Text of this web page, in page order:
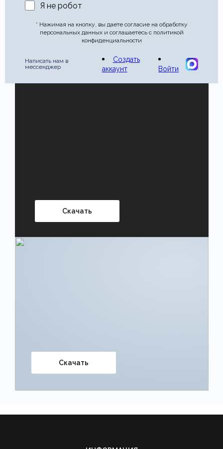
Я не робот
* Нажимая на кнопку, вы даете согласие на обработку
персональных данных и соглашаетесь с политикой
конфиденциальности
Написать нам в
мессенджер
Создать
аккаунт
Войти
Скачать
Скачать